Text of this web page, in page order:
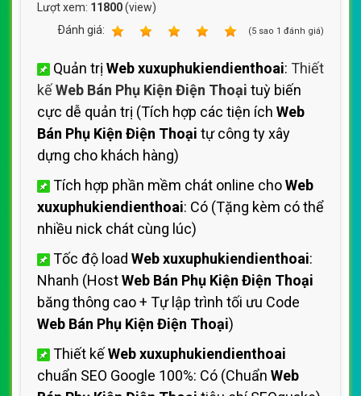
Lượt xem: 11800(view)
Ðánh giá:
(5 sao 1 đánh giá)
Quản trị Web xuxuphukiendienthoai: Thiết
kếWeb Bán Phụ Kiện Điện Thoại tuỳ biến
cực dễ quản trị (Tích hợp các tiện ích Web
Bán Phụ Kiện Điện Thoại tự công ty xây
dựng cho khách hàng)
Tích hợp phần mềm chát online choWeb
xuxuphukiendienthoai: Có (Tặng kèm có thể
nhiều nick chát cùng lúc)
Tốc độ load Web xuxuphukiendienthoai:
Nhanh (HostWeb Bán Phụ Kiện Điện Thoại
băng thông cao + Tự lập trình tối ưu Code
Web Bán Phụ Kiện Điện Thoại)
Thiết kếWeb xuxuphukiendienthoai
chuẩn SEO Google 100%: Có (Chuẩn Web